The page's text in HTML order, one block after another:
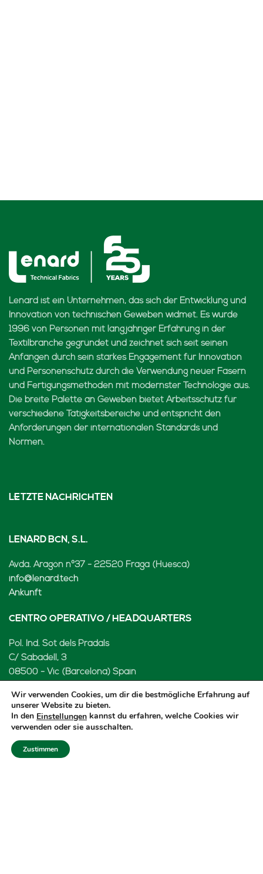
Lenard ist ein Unternehmen, das sich der Entwicklung und
Innovation von technischen Geweben widmet. Es wurde
1996 von Personen mit langjähriger Erfahrung in der
Textilbranche gegründet und zeichnet sich seit seinen
Anfängen durch sein starkes Engagement für Innovation
und Personenschutz durch die Verwendung neuer Fasern
und Fertigungsmethoden mit modernster Technologie aus.
Die breite Palette an Geweben bietet Arbeitsschutz für
verschiedene Tätigkeitsbereiche und entspricht den
Anforderungen der internationalen Standards und
Normen.
LETZTE NACHRICHTEN
LENARD BCN, S.L.
Avda. Aragón nº37 - 22520 Fraga (Huesca)
info@lenard.tech
Ankunft
CENTRO OPERATIVO / HEADQUARTERS
Pol. Ind. Sot dels Pradals
C/ Sabadell, 3
08500 - Vic (Barcelona) Spain
LENARD MX, S de RL de CV
Wir verwenden Cookies, um dir die bestmögliche Erfahrung auf
unserer Website zu bieten.
In den Einstellungen kannst du erfahren, welche Cookies wir
verwenden oder sie ausschalten.
Zustimmen